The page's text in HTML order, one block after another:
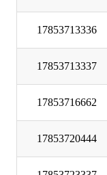
17853713336
17853713337
17853716662
17853720444